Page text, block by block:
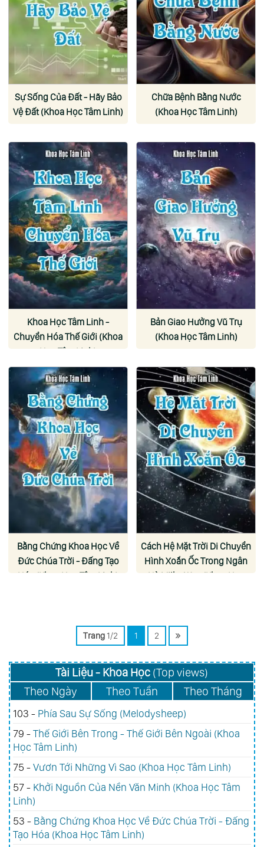
Sự Sống Của Đất - Hãy Bảo
Vệ Đất (Khoa Học Tâm Linh)
Chữa Bệnh Bằng Nước
(Khoa Học Tâm Linh)
Khoa Học Tâm Linh -
Chuyển Hóa Thế Giới (Khoa
Học Tâm Linh)
Bản Giao Hưởng Vũ Trụ
(Khoa Học Tâm Linh)
Bằng Chứng Khoa Học Về
Đức Chúa Trời - Đấng Tạo
Hóa (Khoa Học Tâm Linh)
Cách Hệ Mặt Trời Di Chuyển
Hình Xoắn Ốc Trong Ngân
Hà Milky Way (Khoa Học
Trang 1/2 1 2
Tài Liệu - Khoa Học (Top views)
Theo Ngày
Theo Tuần Theo Tháng
103 - Phía Sau Sự Sống (Melodysheep)
79 -Thế Giới Bên Trong - Thế Giới Bên Ngoài (Khoa
Học Tâm Linh)
75 -Vươn Tới Những Vì Sao (Khoa Học Tâm Linh)
57 - Khởi Nguồn Của Nền Văn Minh (Khoa Học Tâm
Linh)
53 - Bằng Chứng Khoa Học Về Đức Chúa Trời - Đấng
Tạo Hóa (Khoa Học Tâm Linh)